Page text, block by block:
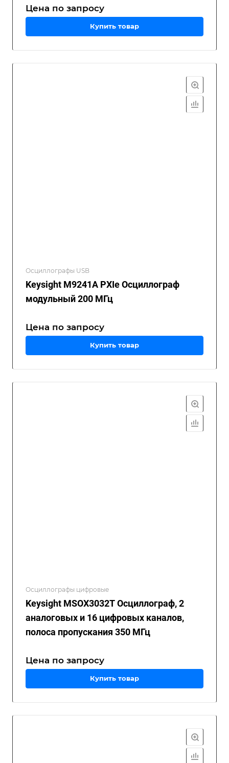
Цена по запросу
Купить товар
Осциллографы USB
Keysight M9241A PXIe Осциллограф
модульный 200 МГц
Цена по запросу
Купить товар
Осциллографы цифровые
Keysight MSOX3032T Осциллограф, 2
аналоговых и 16 цифровых каналов,
полоса пропускания 350 МГц
Цена по запросу
Купить товар